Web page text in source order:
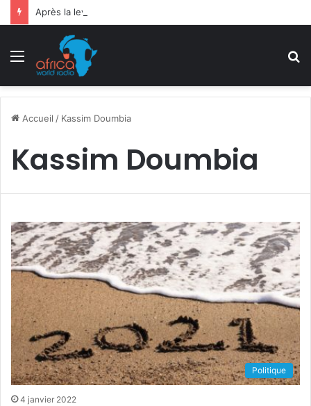
Menu
Accueil / Kassim Doumbia
Kassim Doumbia
Politique
4 janvier 2022